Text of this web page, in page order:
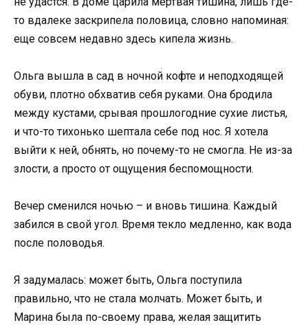
то вдалеке заскрипела половица, словно напоминая:
еще совсем недавно здесь кипела жизнь.
Ольга вышла в сад в ночной кофте и неподходящей
обуви, плотно обхватив себя руками. Она бродила
между кустами, срывая прошлогодние сухие листья,
и что-то тихонько шептала себе под нос. Я хотела
выйти к ней, обнять, но почему-то не смогла. Не из-за
злости, а просто от ощущения беспомощности.
Вечер сменился ночью – и вновь тишина. Каждый
забился в свой угол. Время текло медленно, как вода
после половодья.
Я задумалась: может быть, Ольга поступила
правильно, что не стала молчать. Может быть, и
Марина была по-своему права, желая защитить